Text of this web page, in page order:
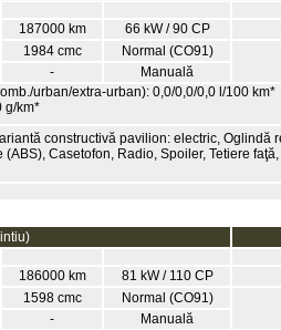
187000 km 66 kW / 90 CP
1984 cmc Normal (CO91)
-
Manuală
urban/extra-urban): 0,0/0,0/0,0 l/100 km*
g/km*
constructivă pavilion: electric, Oglindă
Casetofon, Radio, Spoiler, Tetiere
186000 km 81 kW / 110 CP
1598 cmc Normal (CO91)
-
Manuală